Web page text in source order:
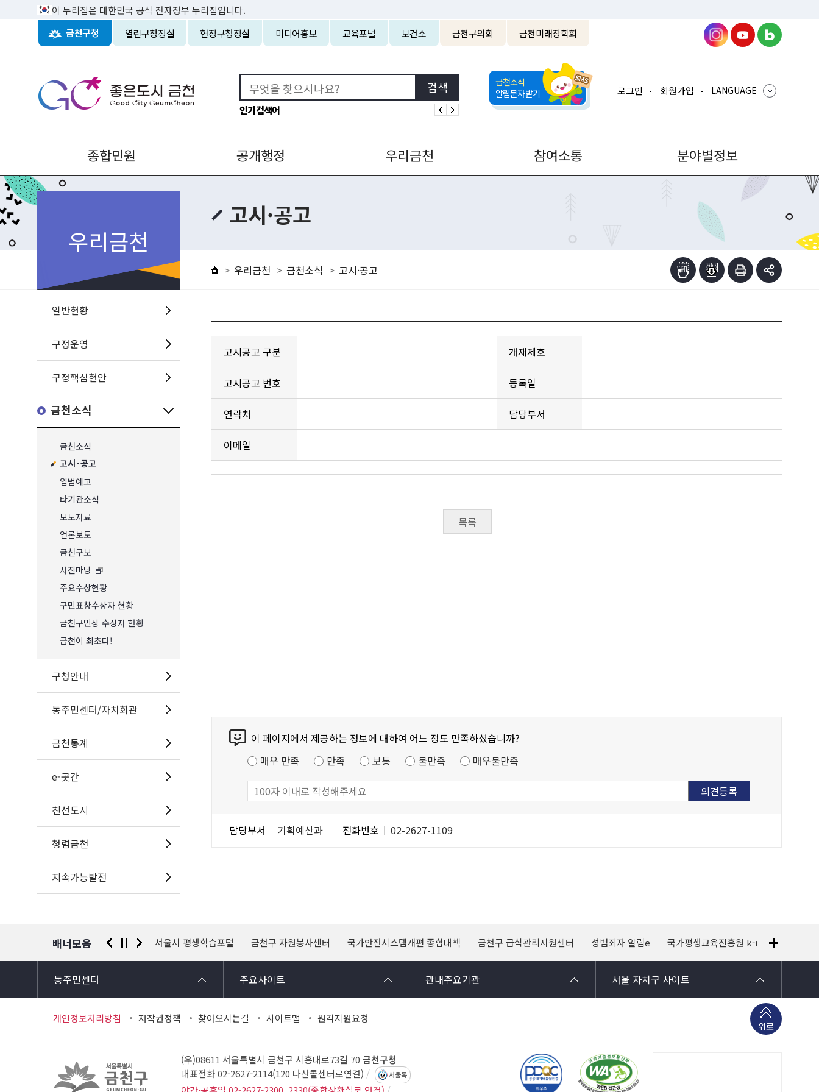
이 누리집은 대한민국 공식 전자정부 누리집입니다.
금천구청 열린구청장실 현장구청장실 미디어홍보 교육포털 보건소 금천구의회 금천미래장학회
인기검색어
금천소식
알림문자받기
로그인 회원가입 LANGUAGE
종합민원 공개행정 우리금천 참여소통 분야별정보
우리금천
일반현황
구정운영
구정핵심현안
금천소식
금천소식
고시·공고
입법예고
타기관소식
보도자료
언론보도
금천구보
사진마당
주요수상현황
구민표창수상자 현황
금천구민상 수상자 현황
금천이 최초다!
구청안내
동주민센터/자치회관
금천통계
e-곳간
친선도시
청렴금천
지속가능발전
고시·공고
우리금천 금천소식 고시·공고
고시공고 구분 개재제호
고시공고 번호 등록일
연락처 담당부서
이메일
목록
이 페이지에서 제공하는 정보에 대하여 어느 정도 만족하셨습니까?
매우 만족
만족 보통 불만족 매우불만족
담당부서 기획예산과 전화번호 02-2627-1109
배너모음
경찰청 유실물 통합포털 서울시 평생학습포털 금천구 자원봉사센터 국가안전시스템개편 종합대책 금천구 급식관리지원센터 성범죄자 알림e 국가평생교육진흥원 k-mooc
동주민센터 주요사이트 관내주요기관 서울 자치구 사이트
개인정보처리방침 저작권정책 찾아오시는길 사이트맵 원격지원요청
위로
(우)08611 서울특별시 금천구 시흥대로73길 70 금천구청
대표전화 02-2627-2114(120 다산콜센터로연결) 서울톡